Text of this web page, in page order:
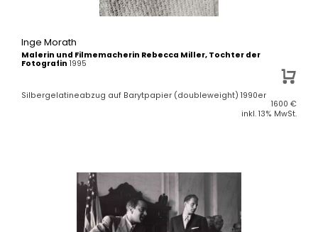
Inge Morath
Malerin und Filmemacherin Rebecca Miller, Tochter der
Fotografin 1995
Silbergelatineabzug auf Barytpapier (doubleweight) 1990er
1600 €
inkl. 13% MwSt.